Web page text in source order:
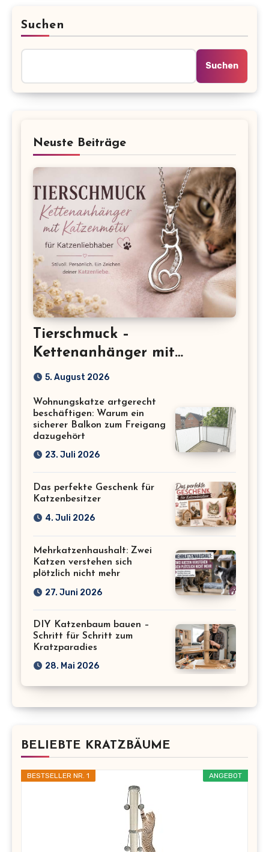
Suchen
Suchen
Neuste Beiträge
Tierschmuck –
Kettenanhänger mit
Katzenmotiv für
5. August 2026
Wohnungskatze artgerecht
beschäftigen: Warum ein
sicherer Balkon zum Freigang
dazugehört
23. Juli 2026
Das perfekte Geschenk für
Katzenbesitzer
4. Juli 2026
Mehrkatzenhaushalt: Zwei
Katzen verstehen sich
plötzlich nicht mehr
27. Juni 2026
DIY Katzenbaum bauen –
Schritt für Schritt zum
Kratzparadies
28. Mai 2026
BELIEBTE KRATZBÄUME
ANGEBOT
BESTSELLER NR. 1